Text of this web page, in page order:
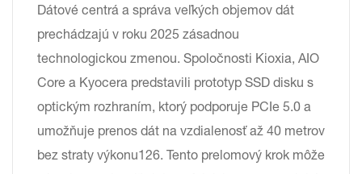
Dátové centrá a správa veľkých objemov dát
prechádzajú v roku 2025 zásadnou
technologickou zmenou. Spoločnosti Kioxia, AIO
Core a Kyocera predstavili prototyp SSD disku s
optickým rozhraním, ktorý podporuje PCIe 5.0 a
umožňuje prenos dát na vzdialenosť až 40 metrov
bez straty výkonu126. Tento prelomový krok môže